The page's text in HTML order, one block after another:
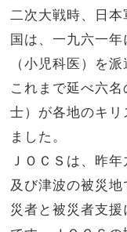
二次大戦時、日
国は、一九六一
（小児科医）を
これまで延べ六
士）が各地のキ
ました。
ＪＯＣＳは、昨
及び津波の被災
災者と被災者支援